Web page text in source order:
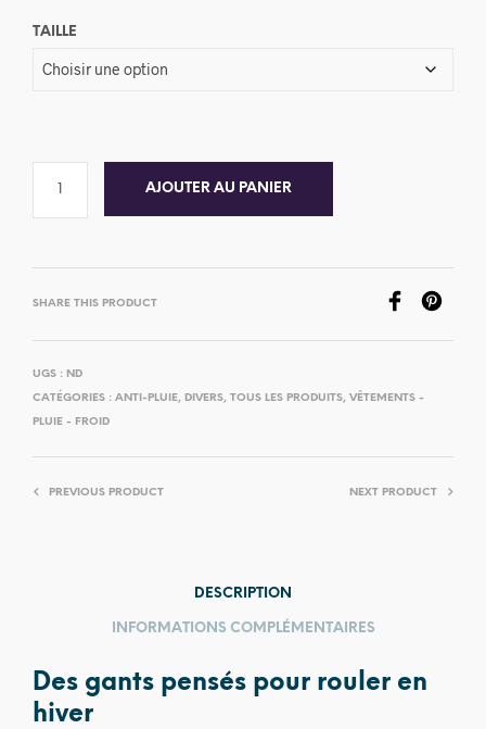
TAILLE
AJOUTER AU PANIER
SHARE THIS PRODUCT
UGS : ND
CATÉGORIES : ANTI-PLUIE, DIVERS, TOUS LES PRODUITS, VÊTEMENTS -
PLUIE - FROID
PREVIOUS PRODUCT NEXT PRODUCT
DESCRIPTION
INFORMATIONS COMPLÉMENTAIRES
Des gants pensés pour rouler en
hiver